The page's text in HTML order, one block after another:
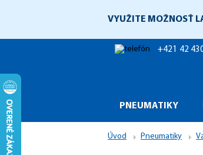
VYUŽITE MOŽNOSŤ
+421 42
PNEUMATIKY
Úvod Pneumatiky